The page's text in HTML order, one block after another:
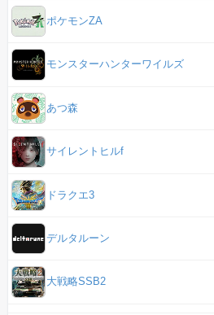
ポケモンZA
モンスターハンターワイルズ
あつ森
サイレントヒルf
ドラクエ3
デルタルーン
大戦略SSB2